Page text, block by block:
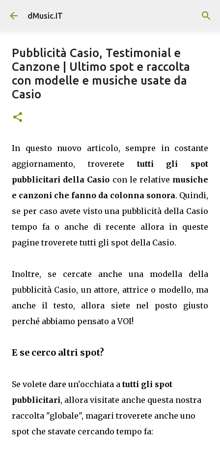
Passa ai contenuti principali
dMusic.IT
Pubblicità Casio, Testimonial e
Canzone | Ultimo spot e raccolta
con modelle e musiche usate da
Casio
In questo nuovo articolo, sempre in costante
aggiornamento, troverete tutti gli spot
pubblicitari della Casio con le relative musiche
e canzoni che fanno da colonna sonora. Quindi,
se per caso avete visto una pubblicità della Casio
tempo fa o anche di recente allora in queste
pagine troverete tutti gli spot della Casio.
Inoltre, se cercate anche una modella della
pubblicità Casio, un attore, attrice o modello, ma
anche il testo, allora siete nel posto giusto
perché abbiamo pensato a VOI!
E se cerco altri spot?
Se volete dare un'occhiata a tutti gli spot
pubblicitari, allora visitate anche questa nostra
raccolta "globale", magari troverete anche uno
spot che stavate cercando tempo fa: